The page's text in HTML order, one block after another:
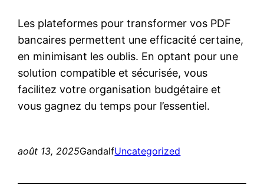
Les plateformes pour transformer vos PDF
bancaires permettent une efficacité certaine,
en minimisant les oublis. En optant pour une
solution compatible et sécurisée, vous
facilitez votre organisation budgétaire et
vous gagnez du temps pour l’essentiel.
août 13, 2025GandalfUncategorized